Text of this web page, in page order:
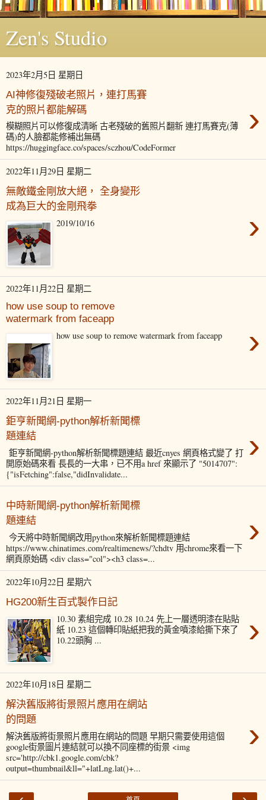
Zen's Studio
2023年2月5日 星期日
AI神修復殘破老照片，連打馬賽
克的照片都能解碼
›
模糊照片可以修復成清晰 古老殘破的舊照片翻新 連打馬賽克(薄
碼)的人臉都能修補出無碼
https://huggingface.co/spaces/sczhou/CodeFormer
2022年11月29日 星期二
無敵鐵金剛放大絕， 全身變形
成為巨大的金剛飛拳
›
2019/10/16
2022年11月22日 星期二
how use soup to remove
watermark from faceapp
›
how use soup to remove watermark from faceapp
2022年11月21日 星期一
鉅亨新聞網-python解析新聞標
題連結
›
鉅亨新聞網-python解析新聞標題連結 最近cnyes 網頁格式變了 打
開原始碼來看 長長的一大串，已不用a href 來顯示了 "5014707":
{"isFetching":false,"didInvalidate...
中時新聞網-python解析新聞標
題連結
›
今天將中時新聞網改用python來解析新聞標題連結
https://www.chinatimes.com/realtimenews/?chdtv 用chrome來看一下
網頁原始碼 <div class="col"><h3 class=...
2022年10月22日 星期六
HG200新生百式製作日記
›
10.30 素組完成 10.28 10.24 先上一層透明漆在貼貼
紙 10.23 這個轉印貼紙把我的黃金噴漆給撕下來了
10.22頭胸 ...
2022年10月18日 星期二
解決舊版將街景照片應用在網站
的問題
›
解決舊版將街景照片應用在網站的問題 早期只需要使用這個
google街景圖片連結就可以換不同座標的街景 <img
src='http://cbk1.google.com/cbk?
output=thumbnail&ll="+latLng.lat()+...